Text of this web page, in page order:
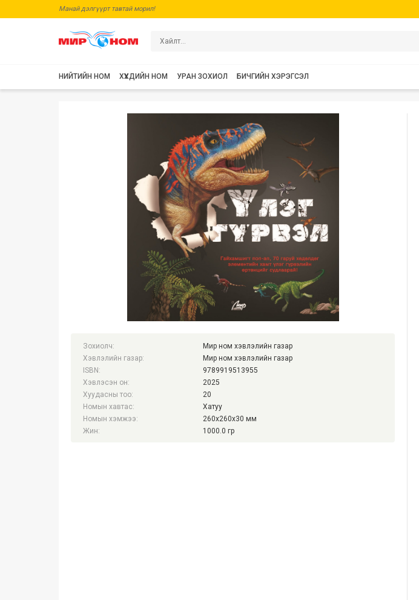
Манай дэлгүүрт тавтай морил!
НИЙТИЙН НОМ ХҮҮХДИЙН НОМ УРАН ЗОХИОЛ БИЧГИЙН ХЭРЭГСЭЛ
Зохиолч:
Мир ном хэвлэлийн газар
Хэвлэлийн газар:
Мир ном хэвлэлийн газар
ISBN:
9789919513955
Хэвлэсэн он:
2025
Хуудасны тоо:
20
Номын хавтас:
Хатуу
Номын хэмжээ:
260x260x30 мм
Жин:
1000.0 гр